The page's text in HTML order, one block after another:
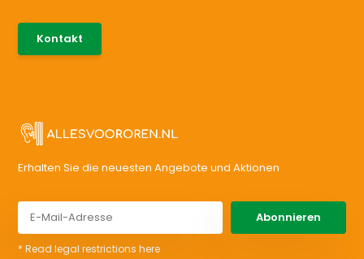
Kontakt
Erhalten Sie die neuesten Angebote und Aktionen
Abonnieren
* Read legal restrictions here